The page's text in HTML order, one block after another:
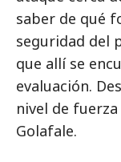
saber de qué
seguridad del
que allí se
evaluación.
nivel de
Golafale.